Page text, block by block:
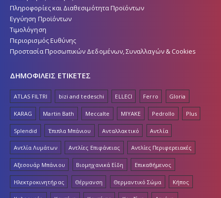
Πληροφορίες και Διαθεσιμότητα Προϊόντων
Εγγύηση Προϊόντων
Τιμολόγηση
Περιορισμός Ευθύνης
Προστασία Προσωπικών Δεδομένων, Συναλλαγών & Cookies
ΔΗΜΟΦΙΛΕΙΣ ΕΤΙΚΕΤΕΣ
ATLAS FILTRI bizi and tedeschi ELLECI Ferro Gloria
KARAG Martin Bath Meccalte MIYAKE Pedrollo Plus
Splendid Έπιπλα Μπάνιου Ανταλλακτικό Αντλία
Αντλία Λυμάτων Αντλίες Επιφάνειας Αντλίες Περιφερειακές
Αξεσουάρ Μπάνιου Βιομηχανικά Είδη Επικαθήμενος
Ηλεκτροκινητήρας Θέρμανση Θερμαντικό Σώμα Κήπος